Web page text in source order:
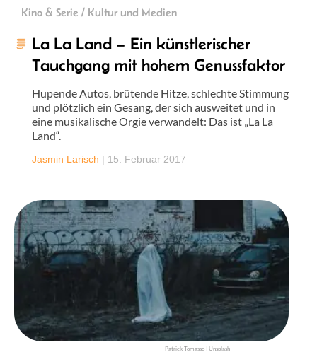
Kino & Serie / Kultur und Medien
La La Land – Ein künstlerischer
Tauchgang mit hohem Genussfaktor
Hupende Autos, brütende Hitze, schlechte Stimmung
und plötzlich ein Gesang, der sich ausweitet und in
eine musikalische Orgie verwandelt: Das ist „La La
Land“.
Jasmin Larisch | 15. Februar 2017
Patrick Tomasso | Unsplash